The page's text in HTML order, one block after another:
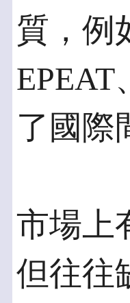
質，例
了國際
市場上
但往往